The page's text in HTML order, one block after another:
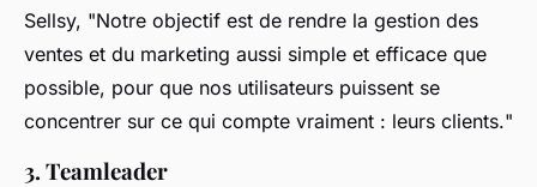
Sellsy, "Notre objectif est de rendre la gestion des
ventes et du marketing aussi simple et efficace que
possible, pour que nos utilisateurs puissent se
concentrer sur ce qui compte vraiment : leurs clients."
3. Teamleader